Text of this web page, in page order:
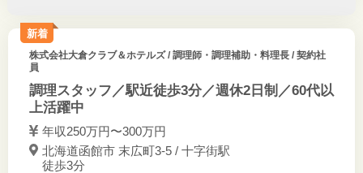
新着
株式会社大倉クラブ＆ホテルズ/ 調理師・調理補助・料理長 / 契約社
員
調理スタッフ／駅近徒歩3分／週休2日制／60代以
上活躍中
年収250万円〜300万円
北海道函館市 末広町3-5 / 十字街駅
徒歩3分